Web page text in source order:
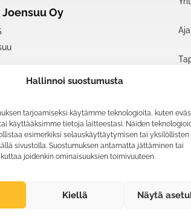
Hallinnoi suostumusta
tarjoamiseksi käytämme teknologioita, kuten
käyttääksimme tietoja laitteestasi. Näiden
esimerkiksi selauskäyttäytymisen tai yksilöllisten
sivustolla. Suostumuksen antamatta jättäminen tai
joidenkin ominaisuuksien toimivuuteen.
Kiellä Näytä
Oy